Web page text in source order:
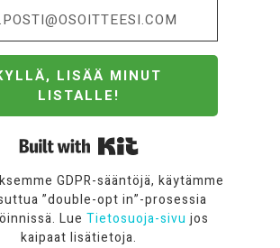
LISÄÄ MINUT
LISTALLE!
GDPR-sääntöjä, käytämme
”double-opt in”-prosessia
Lue Tietosuoja-sivu jos
kaipaat lisätietoja.